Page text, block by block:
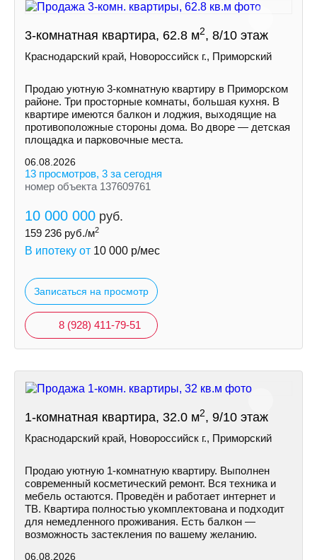
3-комнатная квартира, 62.8 м2, 8/10 этаж
Краснодарский край, Новороссийск г., Приморский
Продаю уютную 3-комнатную квартиру в Приморском
районе. Три просторные комнаты, большая кухня. В
квартире имеются балкон и лоджия, выходящие на
противоположные стороны дома. Во дворе — детская
площадка и парковочные места.
06.08.2026
13 просмотров, 3 за сегодня
номер объекта 137609761
10 000 000 руб.
159 236 руб./м2
В ипотеку от 10 000 р/мес
Записаться на просмотр
8 (928) 411-79-51
1-комнатная квартира, 32.0 м2, 9/10 этаж
Краснодарский край, Новороссийск г., Приморский
Продаю уютную 1-комнатную квартиру. Выполнен
современный косметический ремонт. Вся техника и
мебель остаются. Проведён и работает интернет и
ТВ. Квартира полностью укомплектована и подходит
для немедленного проживания. Есть балкон —
возможность застекления по вашему желанию.
06.08.2026